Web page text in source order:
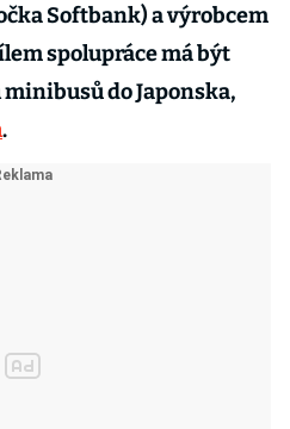
Softbank) a výrobcem
spolupráce má být
do Japonska,
.